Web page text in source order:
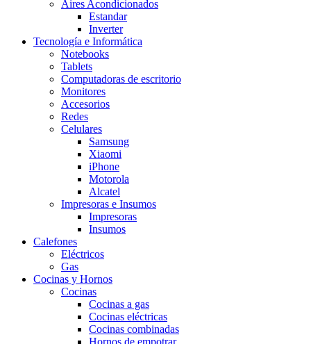
Aires Acondicionados
Estandar
Inverter
Tecnología e Informática
Notebooks
Tablets
Computadoras de escritorio
Monitores
Accesorios
Redes
Celulares
Samsung
Xiaomi
iPhone
Motorola
Alcatel
Impresoras e Insumos
Impresoras
Insumos
Calefones
Eléctricos
Gas
Cocinas y Hornos
Cocinas
Cocinas a gas
Cocinas eléctricas
Cocinas combinadas
Hornos de empotrar